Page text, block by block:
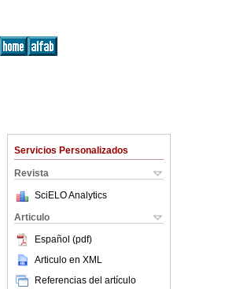
Servicios Personalizados
Revista
SciELO Analytics
Articulo
Español (pdf)
Articulo en XML
Referencias del artículo